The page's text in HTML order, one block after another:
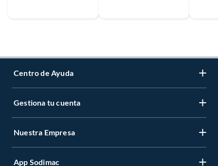
Centro de Ayuda
Servicio al Cliente
Venta a empresas
Gestiona tu cuenta
Gestiona tu cuenta
Nuestra Empresa
Nuestras tiendas
App Sodimac